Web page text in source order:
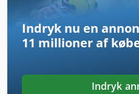
Simatic Tough Panel Inklusiv
Indryk nu en
11 millioner af
Indryk